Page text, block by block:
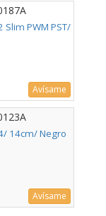
Slim PWM PST/
Avísame
14cm/ Negro
Avísame